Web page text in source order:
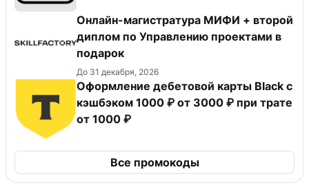
Онлайн-магистратура МИФИ + второй
диплом по Управлению проектами в
подарок
До 31 декабря, 2026
Оформление дебетовой карты Black с
кэшбэком 1000 ₽ от 3000 ₽ при трате
от 1000 ₽
Все промокоды